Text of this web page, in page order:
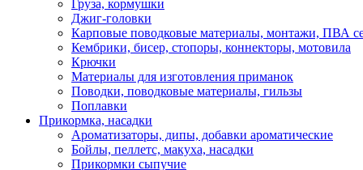
Груза, кормушки
Джиг-головки
Карповые поводковые материалы, монтажи, ПВА
Кембрики, бисер, стопоры, коннекторы, мотовила
Крючки
Материалы для изготовления приманок
Поводки, поводковые материалы, гильзы
Поплавки
Прикормка, насадки
Ароматизаторы, дипы, добавки ароматические
Бойлы, пеллетс, макуха, насадки
Прикормки сыпучие